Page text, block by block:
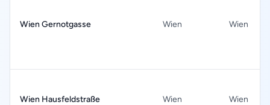
Wien Gernotgasse Wien Wien
Wien Hausfeldstraße Wien Wien